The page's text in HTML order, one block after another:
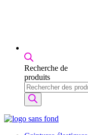
Recherche de
produits